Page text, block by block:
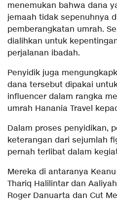
menemukan bahwa dana
jemaah tidak sepenuhnya
pemberangkatan umrah.
dialihkan untuk
perjalanan ibadah.
Penyidik juga
dana tersebut dipakai
influencer dalam rangka
umrah Hanania Travel
Dalam proses penyidikan,
keterangan dari sejumlah
pernah terlibat dalam
Mereka di antaranya
Thariq Halilintar dan
Roger Danuarta dan Cut